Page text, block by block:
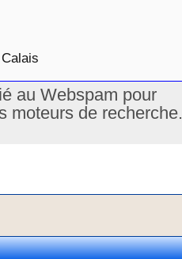
au Webspam pour
moteurs de recherche.